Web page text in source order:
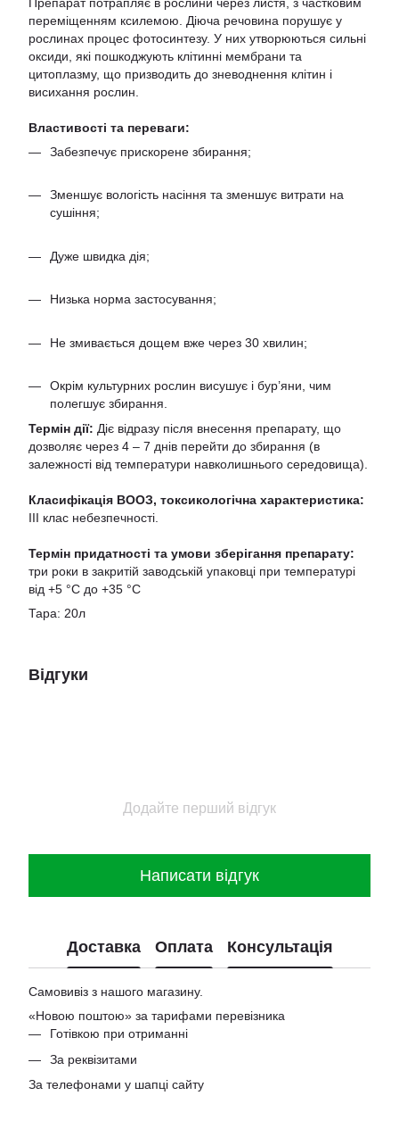
переміщенням ксилемою. Діюча речовина порушує у
рослинах процес фотосинтезу. У них утворюються сильні
оксиди, які пошкоджують клітинні мембрани та
цитоплазму, що призводить до зневоднення клітин і
висихання рослин.
Властивості та переваги:
Забезпечує прискорене збирання;
Зменшує вологість насіння та зменшує витрати на
сушіння;
Дуже швидка дія;
Низька норма застосування;
Не змивається дощем вже через 30 хвилин;
Окрім культурних рослин висушує і бур’яни, чим
полегшує збирання.
Термін дії: Діє відразу після внесення препарату, що
дозволяє через 4 – 7 днів перейти до збирання (в
залежності від температури навколишнього середовища).
Класифікація ВООЗ, токсикологічна характеристика:
ІІІ клас небезпечності.
Термін придатності та умови зберігання препарату:
три роки в закритій заводській упаковці при температурі
від +5 °С до +35 °С
Тара: 20л
Відгуки
Додайте перший відгук
Написати відгук
Доставка Оплата Консультація
Самовивіз з нашого магазину.
«Новою поштою» за тарифами перевізника
Готівкою при отриманні
За реквізитами
За телефонами у шапці сайту